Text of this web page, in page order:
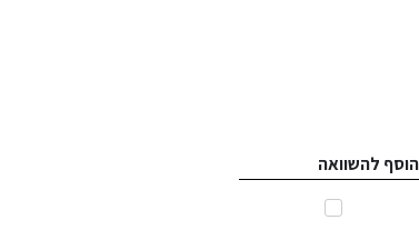
הוסף להשוואה